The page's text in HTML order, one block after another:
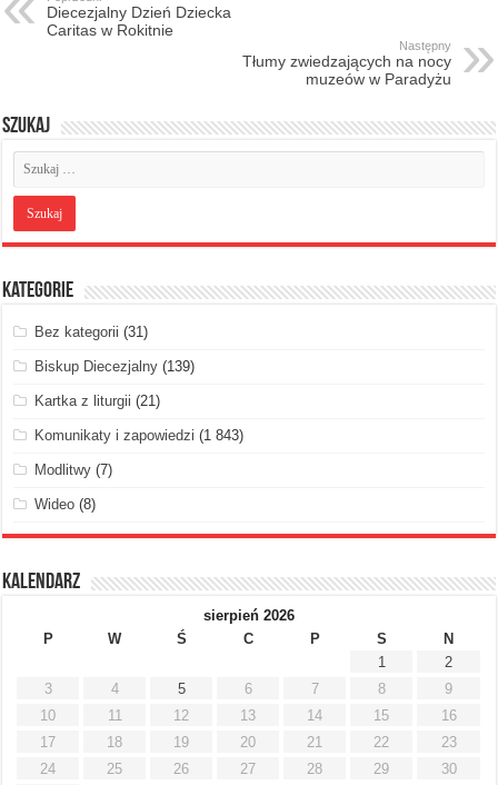
Diecezjalny Dzień Dziecka
Caritas w Rokitnie
Następny
Tłumy zwiedzających na nocy
muzeów w Paradyżu
Szukaj
Kategorie
Bez kategorii (31)
Biskup Diecezjalny (139)
Kartka z liturgii (21)
Komunikaty i zapowiedzi (1 843)
Modlitwy (7)
Wideo (8)
Kalendarz
sierpień 2026
P
W Ś C P S
N
1
2
3
4 5 6 7 8
9
10
11 12 13 14 15
16
17
18 19 20 21 22
23
24
25 26 27 28 29
30